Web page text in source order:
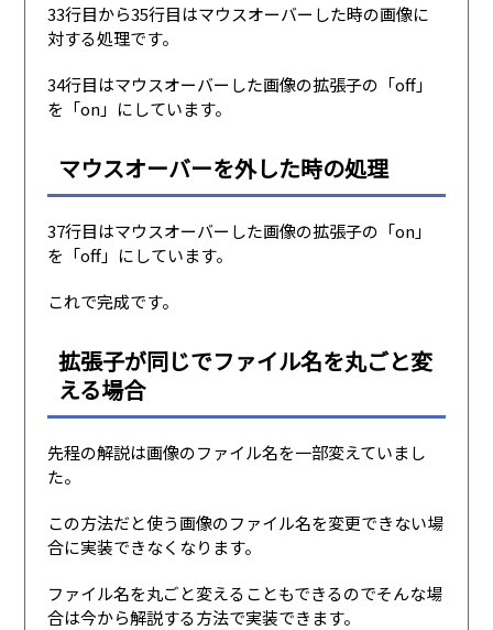
33行目から35行目はマウスオーバーした時の画像に
対する処理です。
34行目はマウスオーバーした画像の拡張子の「off」
を「on」にしています。
マウスオーバーを外した時の処理
37行目はマウスオーバーした画像の拡張子の「on」
を「off」にしています。
これで完成です。
拡張子が同じでファイル名を丸ごと変
える場合
先程の解説は画像のファイル名を一部変えていまし
た。
この方法だと使う画像のファイル名を変更できない場
合に実装できなくなります。
ファイル名を丸ごと変えることもできるのでそんな場
合は今から解説する方法で実装できます。